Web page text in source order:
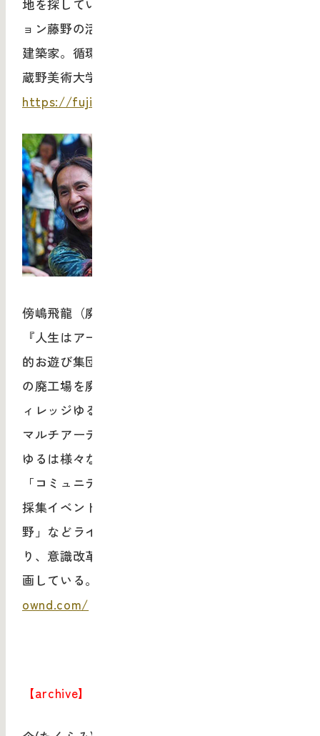
地を探していて藤野にたどり着き、トランジシ
ョン藤野の活動に参加するようになる。仕事は
建築家。循環型の自然住宅を設計している。武
蔵野美術大学卒業。
https://fujinoyorozuya.jimdo.com/
傍嶋飛龍（廃材エコヴィレッジゆるゆる）
『人生はアートだ』 画家、万華鏡作家、超音楽
的お遊び集団じゃねんず団長、そして限界集落
の廃工場を廃材で作り上げている『廃材エコヴ
ィレッジゆるゆる』村長と遊びに本気の多動症
マルチアーティスト。廃材エコヴィレッジゆる
ゆるは様々なエコシステムを廃材で作り上げ、
「コミュニティー通貨ゆーる」の導入や、狩猟
採集イベント「ビストロ山」「天才合宿＠藤
野」などライフスタイルやコミュニティーづく
り、意識改革など既成概念を壊すイベントを企
画している。
ownd.com/
【archive】